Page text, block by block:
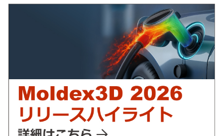
適化プロジェクト－Moldex3Dにより実現
YUDO、ホットランナーシステム成形開発のデザイン検証および
最適化にMoldex3Dの統合を実現